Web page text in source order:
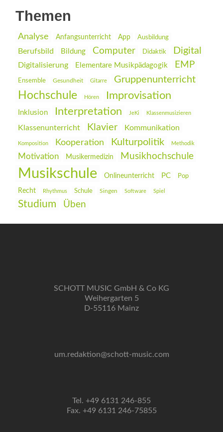
Themen
Analyse Anfangsunterricht App Ausbildung
Berufsbild Bildung Computer Didaktik Digital
Digitalisierung Elementare Musikpädagogik EMP
Ensemble Gesundheit Gitarre Gruppenunterricht
Hochschule Hören Improvisation
Inklusion Interpretation JeKi Klassenmusizieren
Klassenunterricht Klavier Kommunikation
Komposition Kooperation Kulturpolitik Methodik
Motivation Musikermedizin Musikhochschule
Musikschule Onlineunterricht PC Pop
Recht Rhythmus Schule Singen Software Spiel
Studium Üben
SCHOTT MUSIC GmbH & Co KG
Weihergarten 5
D-55116 Mainz
um.redaktion@schott-music.com
Tel. +49 6131 246-855
Fax. +49 6131 246-75855